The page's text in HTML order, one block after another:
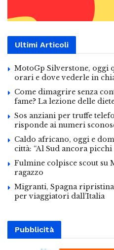
Ultimi Articoli
MotoGp Silverstone, oggi
orari e dove vederle in
Come dimagrire senza
fame? La lezione delle diete
Sos anziani per truffe
risponde ai numeri
Caldo africano, oggi e
città: “Al Sud ancora
Fulmine colpisce scout su
ragazzo
Migranti, Spagna
per viaggiatori dall’Italia
Pubblicità